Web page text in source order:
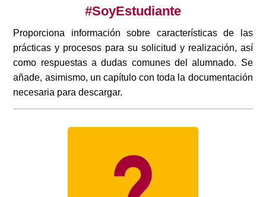
#SoyEstudiante
Proporciona información sobre características de las
prácticas y procesos para su solicitud y realización, así
como respuestas a dudas comunes del alumnado. Se
añade, asimismo, un capítulo con toda la documentación
necesaria para descargar.